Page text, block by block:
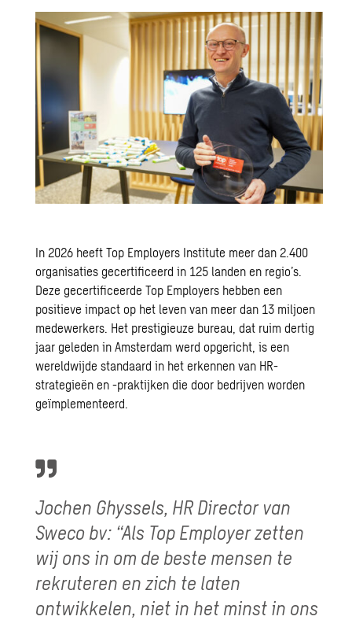
In 2026 heeft Top Employers Institute meer dan 2.400
organisaties gecertificeerd in 125 landen en regio’s.
Deze gecertificeerde Top Employers hebben een
positieve impact op het leven van meer dan 13 miljoen
medewerkers. Het prestigieuze bureau, dat ruim dertig
jaar geleden in Amsterdam werd opgericht, is een
wereldwijde standaard in het erkennen van HR-
strategieën en -praktijken die door bedrijven worden
geïmplementeerd.
Jochen Ghyssels, HR Director van
Sweco bv: “Als Top Employer zetten
wij ons in om de beste mensen te
rekruteren en zich te laten
ontwikkelen, niet in het minst in ons